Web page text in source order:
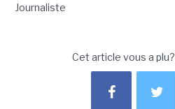
Journaliste
Cet article vous a plu?